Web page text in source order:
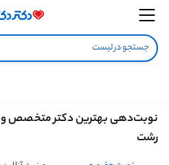
نوبت‌دهی بهترین دکتر
رشت